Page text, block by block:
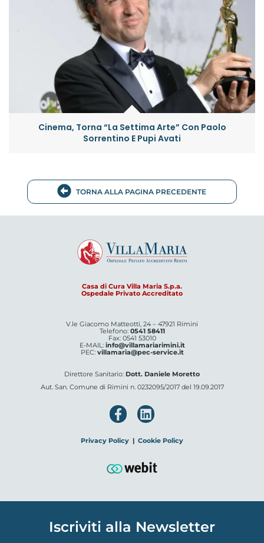
Cinema, Torna “La Settima Arte” Con Paolo
Sorrentino E Pupi Avati
TORNA ALLA PAGINA PRECEDENTE
Casa di Cura Villa Maria S.p.a.
Ospedale Privato Accreditato
V.le Giacomo Matteotti, 24 – 47921 Rimini
Telefono: 0541 58411
Fax: 0541 53010
E-MAIL: info@villamariarimini.it
PEC: villamaria@pec-service.it
Direttore Sanitario: Dott. Daniele Moretto
Aut. San. Comune di Rimini n. 0232095/2017 del 19.09.2017
Privacy Policy | Cookie Policy
Iscriviti alla Newsletter